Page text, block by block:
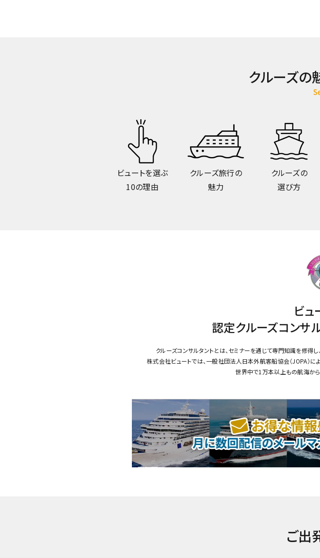
クルーズの
ビュートを選ぶ
10の理由
クルーズ旅行の
魅力
クルーズの
選び方
ビュ
認定クルーズコンサ
クルーズコンサルタントとは、セミナーを通じて専門知識を修得
株式会社ビュートでは、一般社団法人日本外航客船協会（JOPA）に
世界中で1万本以上もの航海から
ご出